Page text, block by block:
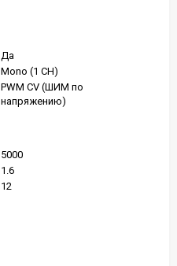
Да
Mono (1 CH)
PWM СV (ШИМ по
напряжению)
5000
1.6
12